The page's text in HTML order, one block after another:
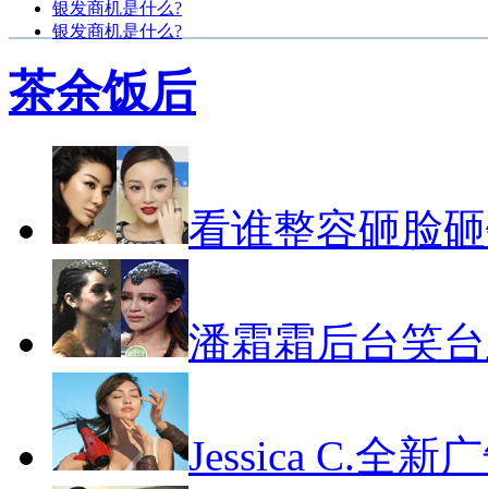
银发商机是什么?
银发商机是什么?
茶余饭后
看谁整容砸脸
潘霜霜后台笑
Jessica C.全新